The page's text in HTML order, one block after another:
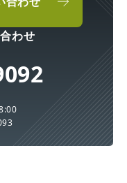
わせ